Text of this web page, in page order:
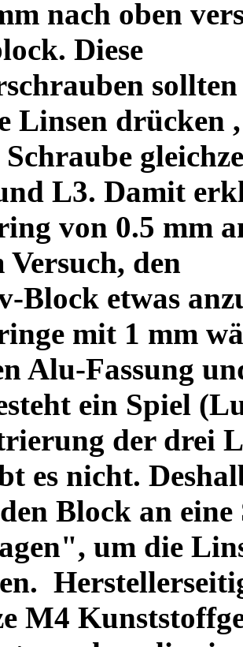
nach oben
Diese
Linsen drücken
L3. Damit
von 0.5 mm
den
Block etwas
mit 1 mm
Alu-Fassung
ein Spiel
der drei
es nicht.
Block an eine
um die
M4